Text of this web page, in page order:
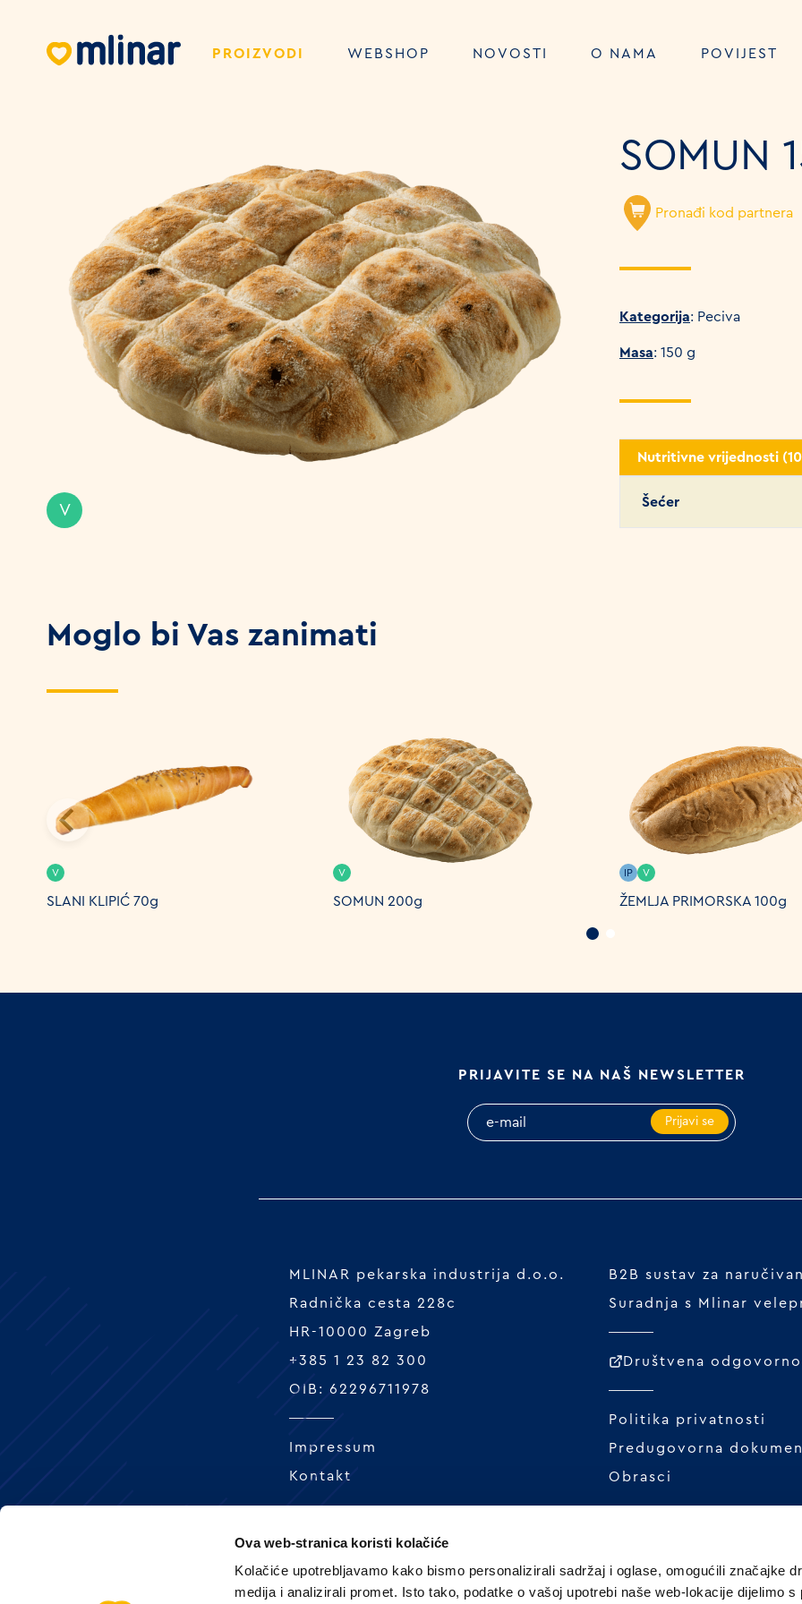
Ova web-stranica koristi kolačiće
Kolačiće upotrebljavamo kako bismo personalizirali sadržaj i oglase, omogućili značajke
medija i analizirali promet. Isto tako, podatke o vašoj upotrebi naše web-lokacije dijelimo s
PROIZVODI WEBSHOP NOVOSTI O NAMA POVIJEST
V
SOMUN
Pronađi kod partnera
Kategorija: Peciva
Masa: 150 g
Nutritivne vrijednosti
Šećer
Moglo bi Vas zanimati
SLANI KLIPIĆ 70g
V
SOMUN 200g
V
ŽEMLJA PRIMORSKA 100g
IP V
PRIJAVITE SE NA NAŠ NEWSLETTER
Prijavi se
MLINAR pekarska industrija d.o.o.
Radnička cesta 228c
HR-10000 Zagreb
+385 1 23 82 300
OIB: 62296711978
Impressum
Kontakt
B2B sustav za
Suradnja s Mlinar
Društvena
Politika privatnosti
Predugovorna
Obrasci